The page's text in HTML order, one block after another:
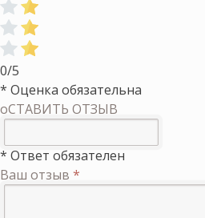
0/5
* Оценка обязательна
оСТАВИТЬ ОТЗЫВ
* Ответ обязателен
Ваш отзыв *